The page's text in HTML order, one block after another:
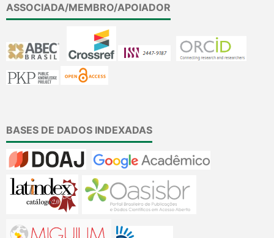
ASSOCIADA/MEMBRO/APOIADOR
BASES DE DADOS INDEXADAS